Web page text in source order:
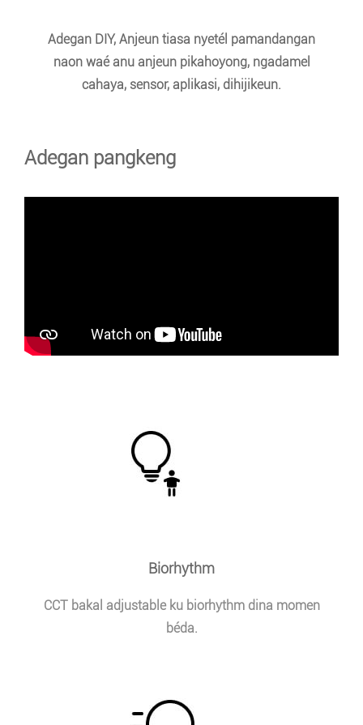
Adegan DIY, Anjeun tiasa nyetél pamandangan
naon waé anu anjeun pikahoyong, ngadamel
cahaya, sensor, aplikasi, dihijikeun.
Adegan pangkeng
Biorhythm
CCT bakal adjustable ku biorhythm dina momen
béda.